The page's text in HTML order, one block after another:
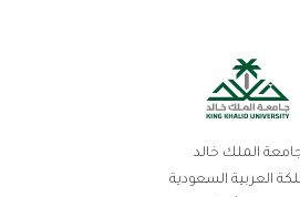
الملك خالد
العربية السعودية